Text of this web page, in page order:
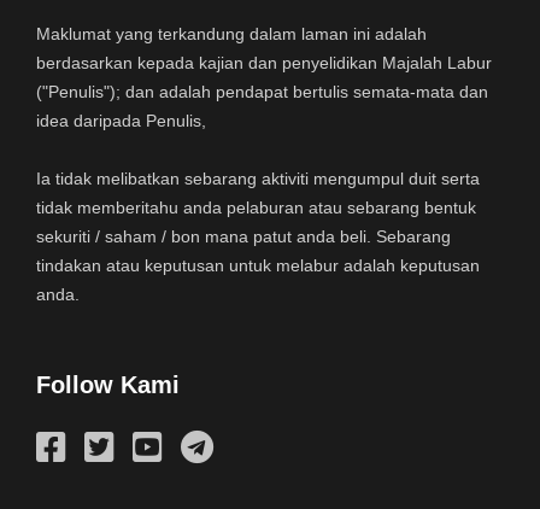
Maklumat yang terkandung dalam laman ini adalah
berdasarkan kepada kajian dan penyelidikan Majalah Labur
("Penulis"); dan adalah pendapat bertulis semata-mata dan
idea daripada Penulis,
Ia tidak melibatkan sebarang aktiviti mengumpul duit serta
tidak memberitahu anda pelaburan atau sebarang bentuk
sekuriti / saham / bon mana patut anda beli. Sebarang
tindakan atau keputusan untuk melabur adalah keputusan
anda.
Follow Kami